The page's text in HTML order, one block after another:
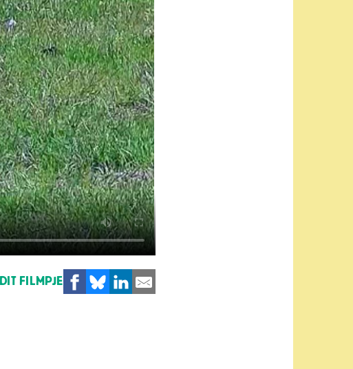
FILMPJE